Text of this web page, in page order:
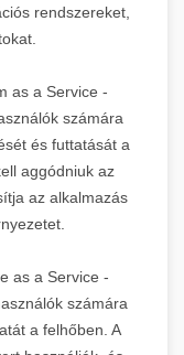
rendszereket,
as a Service -
számára
és futtatását a
aggódniuk az
az alkalmazás
as a Service -
számára
a felhőben. A